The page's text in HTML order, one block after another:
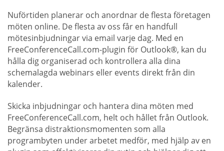
Nuförtiden planerar och anordnar de flesta företagen
möten online. De flesta av oss får en handfull
mötesinbjudningar via email varje dag. Med en
FreeConferenceCall.com-plugin för Outlook®, kan du
hålla dig organiserad och kontrollera alla dina
schemalagda webinars eller events direkt från din
kalender.
Skicka inbjudningar och hantera dina möten med
FreeConferenceCall.com, helt och hållet från Outlook.
Begränsa distraktionsmomenten som alla
programbyten under arbetet medför, med hjälp av en